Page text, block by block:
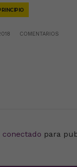
COMENTARIOS
conectado para